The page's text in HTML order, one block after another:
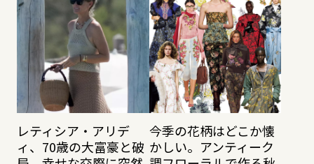
レティシア・アリデ
ィ、70歳の大富豪と破
今季の花柄はどこか懐
かしい。アンティーク